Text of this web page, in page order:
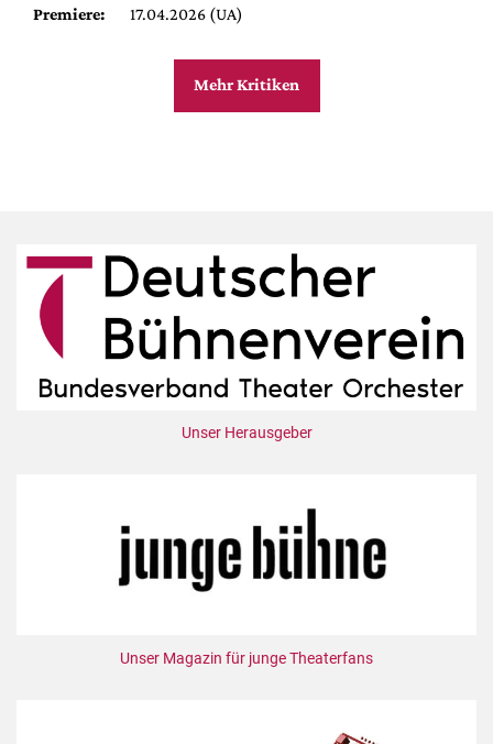
Premiere:
17.04.2026 (UA)
Mehr Kritiken
Unser Herausgeber
Unser Magazin für junge Theaterfans